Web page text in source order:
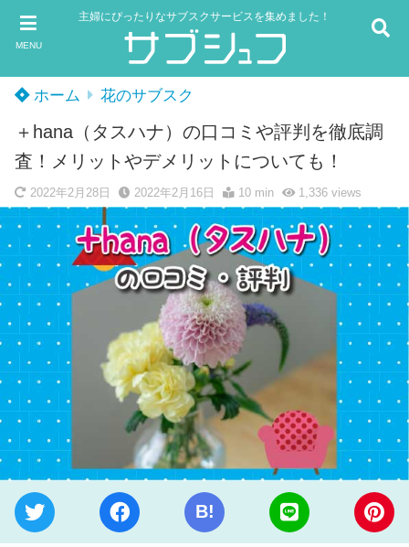
MENU
主婦にぴったりなサブスクサービスを集めました！
ホーム 花のサブスク
＋hana（タスハナ）の口コミや評判を徹底調
査！メリットやデメリットについても！
2022年2月28日 2022年2月16日 10 min 1,336views
B!